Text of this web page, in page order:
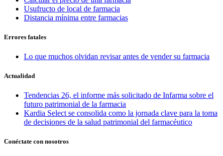
Usufructo de local de farmacia
Distancia mínima entre farmacias
Errores fatales
Lo que muchos olvidan revisar antes de vender su farmacia
Actualidad
Tendencias 26, el informe más solicitado de Infarma sobre el
futuro patrimonial de la farmacia
Kardia Select se consolida como la jornada clave para la toma
de decisiones de la salud patrimonial del farmacéutico
Conéctate con nosotros